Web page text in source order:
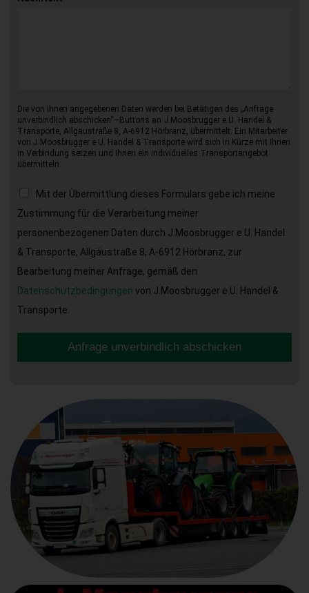
Die von Ihnen angegebenen Daten werden bei Betätigen des „Anfrage
unverbindlich abschicken“–Buttons an J.Moosbrugger e.U. Handel &
Transporte, Allgäustraße 8, A-6912 Hörbranz, übermittelt. Ein Mitarbeiter
von J.Moosbrugger e.U. Handel & Transporte wird sich in Kürze mit Ihnen
in Verbindung setzen und Ihnen ein individuelles Transportangebot
übermitteln.
Mit der Übermittlung dieses Formulars gebe ich meine
Zustimmung für die Verarbeitung meiner
personenbezogenen Daten durch J.Moosbrugger e.U. Handel
& Transporte, Allgäustraße 8, A-6912 Hörbranz, zur
Bearbeitung meiner Anfrage, gemäß den
Datenschutzbedingungen von J.Moosbrugger e.U. Handel &
Transporte.
Anfrage unverbindlich abschicken